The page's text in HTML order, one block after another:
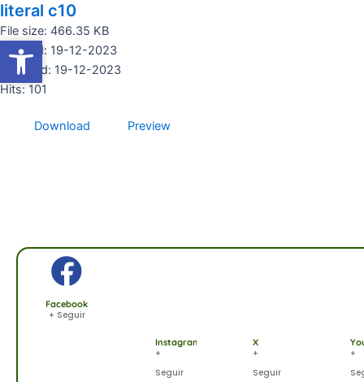
Abrir barra de herramientas
Ir
al
contenido
literal c10
File size: 466.35 KB
Created: 19-12-2023
Updated: 19-12-2023
Hits: 101
Download Preview
Facebook
+ Seguir
Instagram
+
Seguir
X
+
Seguir
+
Abrir barra de herramientas